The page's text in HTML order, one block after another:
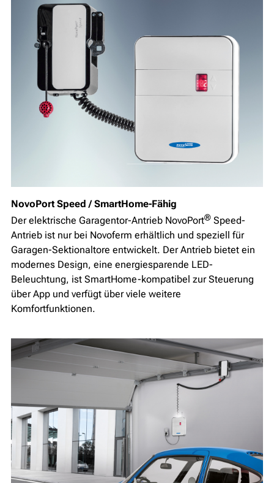
NovoPort Speed / SmartHome-Fähig
Der elektrische Garagentor-Antrieb NovoPort® Speed-
Antrieb ist nur bei Novoferm erhältlich und speziell für
Garagen-Sektionaltore entwickelt. Der Antrieb bietet ein
modernes Design, eine energiesparende LED-
Beleuchtung, ist SmartHome-kompatibel zur Steuerung
über App und verfügt über viele weitere
Komfortfunktionen.